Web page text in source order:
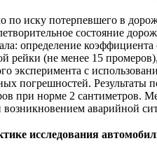
по иску потерпевшего в
состояние
определение
рейки (не менее 15
эксперимента с
погрешностей.
при норме 2
аварийной
исследования